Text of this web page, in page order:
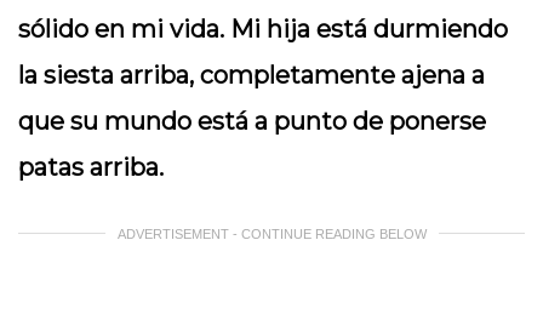
sólido en mi vida. Mi hija está durmiendo
la siesta arriba, completamente ajena a
que su mundo está a punto de ponerse
patas arriba.
ADVERTISEMENT - CONTINUE READING BELOW